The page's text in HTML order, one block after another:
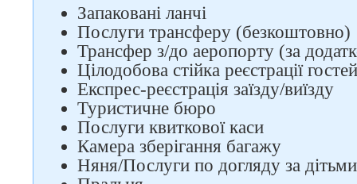
Запаковані ланчі
Послуги трансферу (безкоштовно)
Трансфер з/до аеропорту (за
Цілодобова стійка реєстрації гостей
Експрес-реєстрація заїзду/виїзду
Туристичне бюро
Послуги квиткової каси
Камера зберігання багажу
Няня/Послуги по догляду за дітьми